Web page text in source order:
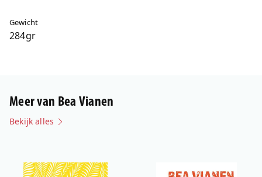
Gewicht
284gr
Meer van Bea Vianen
Bekijk alles